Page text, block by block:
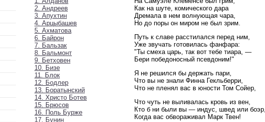
2. Андреев
3. Апухтин
4. Арцыбашев
5. Ахматова
6. Байрон
7. Бальзак
8. Бальмонт
9. Бетховен
10. Бизе
11. Блок
12. Бодлер
13. Боратынский
14. Христо Ботев
15. Брюсов
16. Поль Бурже
17. Бунин
Как на шуте, комического дара
Дремала в нем волнующая чара,
Но до поры он миром не был зрим.
Путь к славе расстилался перед ним,
Уже звучать готовилась фанфара:
"Ты смеха царь, так вот тебе тиара, —
Бери победоносный псевдоним!"
Я не решился бы держать пари,
Что вы не знали Финна Гекльберри,
Что не пленял вас в юности Том Сойер,
Что чуть не выливалась кровь из вен,
Кто б ни были вы — индус, швед или
Когда вас обвораживал Марк Твен!